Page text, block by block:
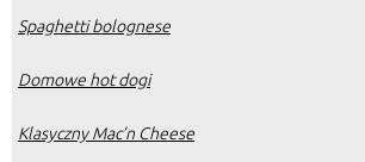
Spaghetti bolognese
Domowe hot dogi
Klasyczny Mac’n Cheese